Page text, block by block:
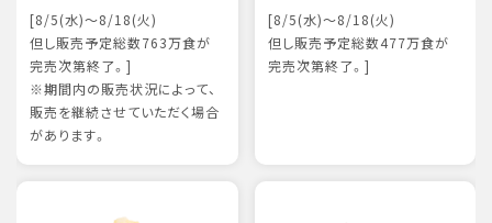
[8/5(水)～8/18(火)
但し販売予定総数763万食が
完売次第終了。]
※期間内の販売状況によって、
販売を継続させていただく場合
があります。
[8/5(水)～8/18(火)
但し販売予定総数477万食が
完売次第終了。]